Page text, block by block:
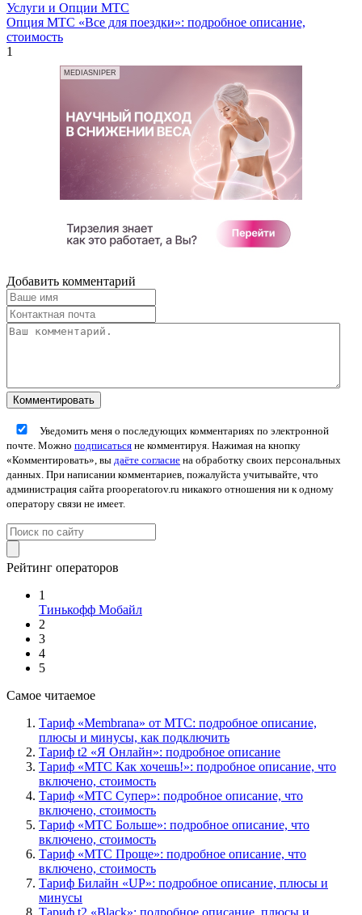
Услуги и Опции МТС
Опция МТС «Все для поездки»: подробное описание,
стоимость
1
MEDIASNIPER
Добавить комментарий
Уведомить меня о последующих комментариях по электронной
почте. Можно подписаться не комментируя. Нажимая на кнопку
«Комментировать», вы даёте согласие на обработку своих персональных
данных. При написании комментариев, пожалуйста учитывайте, что
администрация сайта prooperatorov.ru никакого отношения ни к одному
оператору связи не имеет.
Рейтинг операторов
1
Тинькофф Мобайл
2
3
4
5
Самое читаемое
Тариф «Membrana» от МТС: подробное описание,
плюсы и минусы, как подключить
Тариф t2 «Я Онлайн»: подробное описание
Тариф «МТС Как хочешь!»: подробное описание, что
включено, стоимость
Тариф «МТС Супер»: подробное описание, что
включено, стоимость
Тариф «МТС Больше»: подробное описание, что
включено, стоимость
Тариф «МТС Проще»: подробное описание, что
включено, стоимость
Тариф Билайн «UP»: подробное описание, плюсы и
минусы